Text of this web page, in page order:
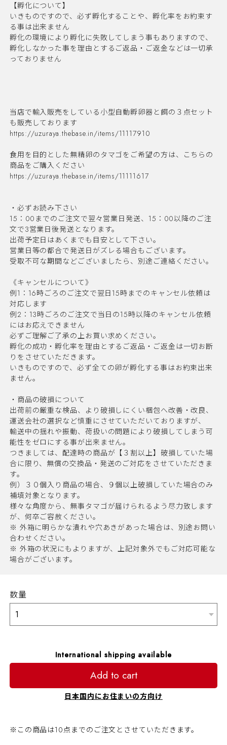
【孵化について】
いきものですので、必ず孵化することや、孵化率をお約束す
る事は出来ません
孵化の環境により孵化に失敗してしまう事もありますので、
孵化しなかった事を理由とするご返品・ご返金などは一切承
っておりません
当店で輸入販売をしている小型自動孵卵器と餌の３点セット
も販売しております
https://uzuraya.thebase.in/items/11117910
食用を目的とした無精卵のタマゴをご希望の方は、こちらの
商品をご購入ください
https://uzuraya.thebase.in/items/11111617
・必ずお読み下さい
15：00までのご注文で翌々営業日発送、15：00以降のご注
文で3営業日後発送となります。
出荷予定日はあくまでも目安として下さい。
営業日等の都合で発送日がズレる場合もございます。
受取不可な期間などございましたら、別途ご連絡ください。
《キャンセルについて》
例1：16時ごろのご注文で翌日15時までのキャンセル依頼は
対応します
例2：13時ごろのご注文で当日の15時以降のキャンセル依頼
にはお応えできません
必ずご理解ご了承の上お買い求めください。
孵化の成功・孵化率を理由とするご返品・ご返金は一切お断
りをさせていただきます。
いきものですので、必ず全ての卵が孵化する事はお約束出来
ません。
・商品の破損について
出荷前の厳重な検品、より破損しにくい梱包へ改善・改良、
運送会社の選択など慎重にさせていただいておりますが、
輸送中の揺れや振動、荷扱いの問題により破損してしまう可
能性をゼロにする事が出来ません。
つきましては、配達時の商品が【３割以上】破損していた場
合に限り、無償の交換品・発送のご対応をさせていただきま
す。
例）３０個入り商品の場合、９個以上破損していた場合のみ
補填対象となります。
様々な角度から、無事タマゴが届けられるよう尽力致します
が、何卒ご容赦ください。
※ 外箱に明らかな潰れや穴あきがあった場合は、別途お問い
合わせください。
※ 外箱の状況にもよりますが、上記対象外でもご対応可能な
場合がございます。
数量
International shipping available
Add to cart
日本国内にお住まいの方向け
※この商品は10点までのご注文とさせていただきます。